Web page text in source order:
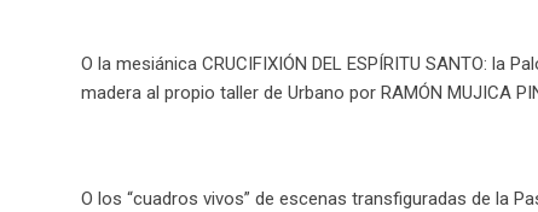
O la mesiánica CRUCIFIXIÓN DEL ESPÍRITU SANTO: la
madera al propio taller de Urbano por RAMÓN MUJICA
O los “cuadros vivos” de escenas transfiguradas de la